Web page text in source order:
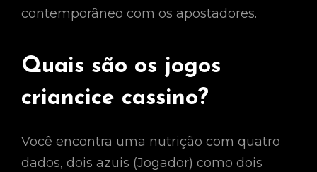
contemporâneo com os apostadores.
Quais são os jogos
criancice cassino?
Você encontra uma nutrição com quatro
dados, dois azuis (Jogador) como dois